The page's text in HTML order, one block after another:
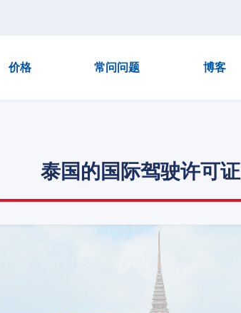
价格 常问问题 博客
泰国的国际驾驶许可证